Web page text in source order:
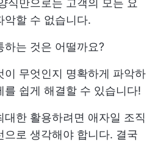
식만으로는 고객의 모든 요
악할 수 없습니다.
하는 것은 어떨까요?
이 무엇인지 명확하게 파악하
를 쉽게 해결할 수 있습니다!
대한 활용하려면 애자일 조직
으로 생각해야 합니다. 결국